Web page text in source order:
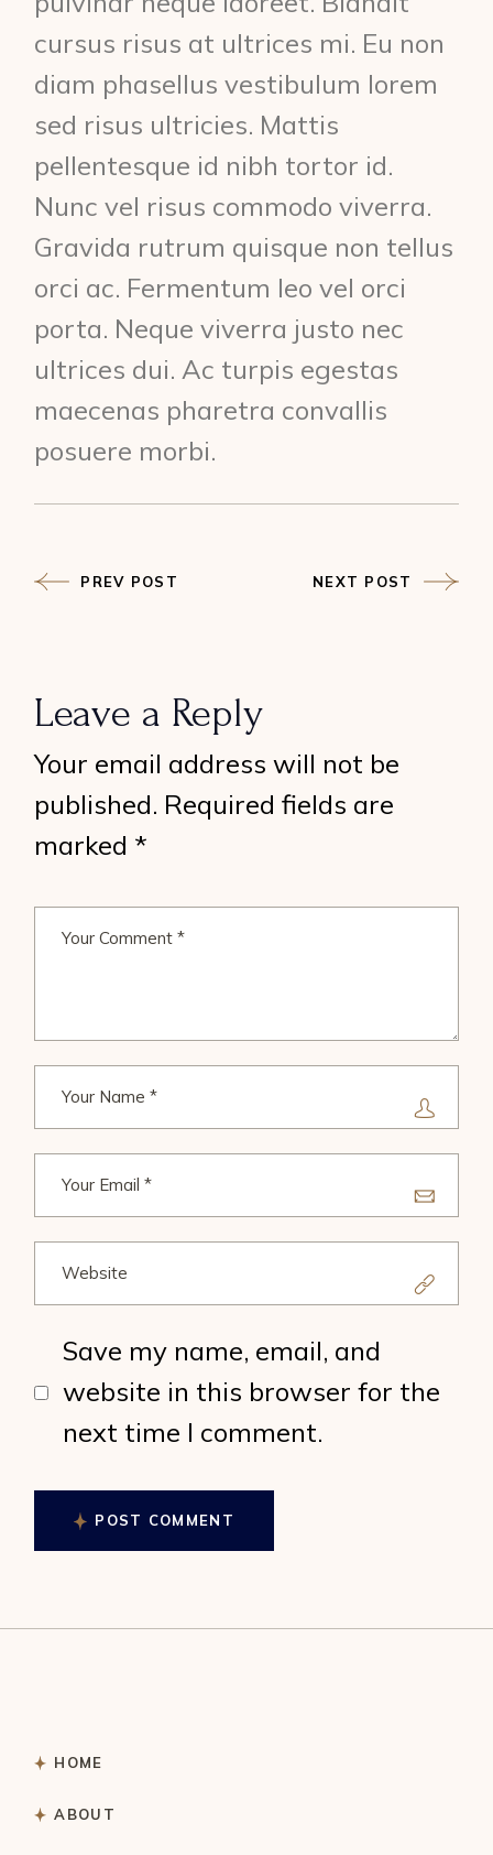
cursus risus at ultrices mi. Eu non
diam phasellus vestibulum lorem
sed risus ultricies. Mattis
pellentesque id nibh tortor id.
Nunc vel risus commodo viverra.
Gravida rutrum quisque non tellus
orci ac. Fermentum leo vel orci
porta. Neque viverra justo nec
ultrices dui. Ac turpis egestas
maecenas pharetra convallis
posuere morbi.
PREV POST NEXT POST
Leave a Reply
Your email address will not be
published. Required fields are
marked *
Save my name, email, and
website in this browser for the
next time I comment.
POST COMMENT
HOME
ABOUT